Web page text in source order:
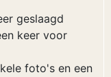
geslaagd
keer voor
foto's en een